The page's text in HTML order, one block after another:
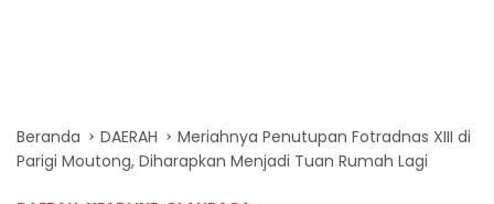
Beranda DAERAH
Meriahnya Penutupan Fotradnas XIII di
Parigi Moutong, Diharapkan Menjadi Tuan Rumah Lagi